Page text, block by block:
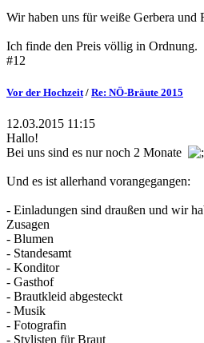
Wir haben uns für weiße Gerbera und
Ich finde den Preis völlig in Ordnung.
#12
Vor der Hochzeit / Re: NÖ-Bräute 2015
12.03.2015 11:15
Hallo!
Bei uns sind es nur noch 2 Monate
Und es ist allerhand vorangegangen:
- Einladungen sind draußen und wir
Zusagen
- Blumen
- Standesamt
- Konditor
- Gasthof
- Brautkleid abgesteckt
- Musik
- Fotografin
- Stylisten für Braut